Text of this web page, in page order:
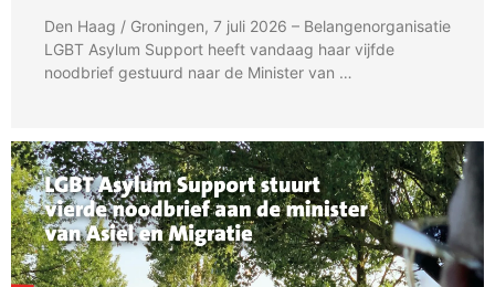
Den Haag / Groningen, 7 juli 2026 – Belangenorganisatie
LGBT Asylum Support heeft vandaag haar vijfde
noodbrief gestuurd naar de Minister van …